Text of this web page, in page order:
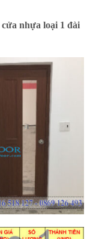
cửa nhựa loại 1 đài